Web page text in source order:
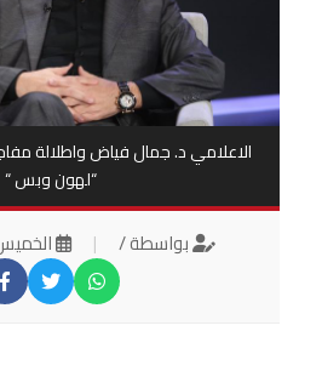
الاعلامي د. جمال فياض واطلالة
“لهون وبس “
بواسطة / | الخميس، 20